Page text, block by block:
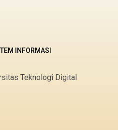
INFORMASI
Teknologi Digital